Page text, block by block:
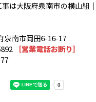
は大阪府泉南市の横山組
泉南市岡田6-16-17
［営業電話お断り］